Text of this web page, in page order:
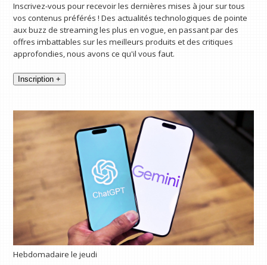
Inscrivez-vous pour recevoir les dernières mises à jour sur tous
vos contenus préférés ! Des actualités technologiques de pointe
aux buzz de streaming les plus en vogue, en passant par des
offres imbattables sur les meilleurs produits et des critiques
approfondies, nous avons ce qu'il vous faut.
Inscription +
Hebdomadaire le jeudi